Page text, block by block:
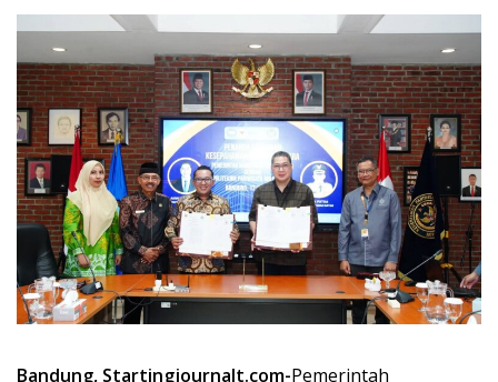
Bandung, Startingjournalt.com-Pemerintah